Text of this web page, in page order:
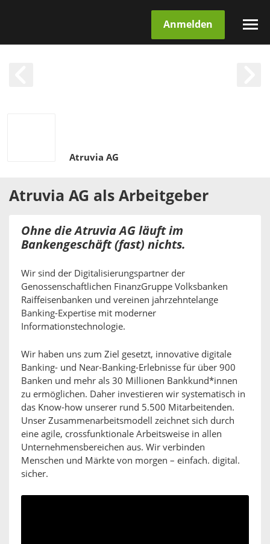
Anmelden
Atruvia AG
Atruvia AG als Arbeitgeber
Ohne die Atruvia AG läuft im
Bankengeschäft (fast) nichts.
Wir sind der Digitalisierungspartner der
Genossenschaftlichen FinanzGruppe Volksbanken
Raiffeisenbanken und vereinen jahrzehntelange
Banking-Expertise mit moderner
Informationstechnologie.
Wir haben uns zum Ziel gesetzt, innovative digitale
Banking- und Near-Banking-Erlebnisse für über 900
Banken und mehr als 30 Millionen Bankkund*innen
zu ermöglichen. Daher investieren wir systematisch in
das Know-how unserer rund 5.500 Mitarbeitenden.
Unser Zusammenarbeitsmodell zeichnet sich durch
eine agile, crossfunktionale Arbeitsweise in allen
Unternehmensbereichen aus. Wir verbinden
Menschen und Märkte von morgen – einfach. digital.
sicher.